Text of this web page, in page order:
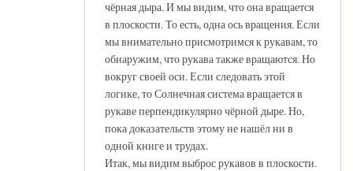
чёрная дыра. И мы видим, что она вращается
в плоскости. То есть, одна ось вращения. Если
мы внимательно присмотримся к рукавам, то
обнаружим, что рукава также вращаются. Но
вокруг своей оси. Если следовать этой
логике, то Солнечная система вращается в
рукаве перпендикулярно чёрной дыре. Но,
пока доказательств этому не нашёл ни в
одной книге и трудах.
Итак, мы видим выброс рукавов в плоскости.